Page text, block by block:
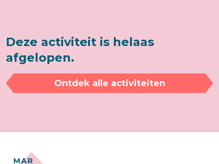
Deze activiteit is helaas
afgelopen.
Ontdek alle activiteiten